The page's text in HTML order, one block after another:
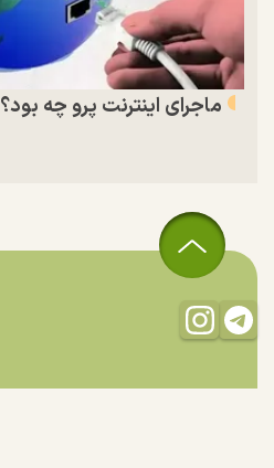
ماجرای اینترنت پرو چه بود؟